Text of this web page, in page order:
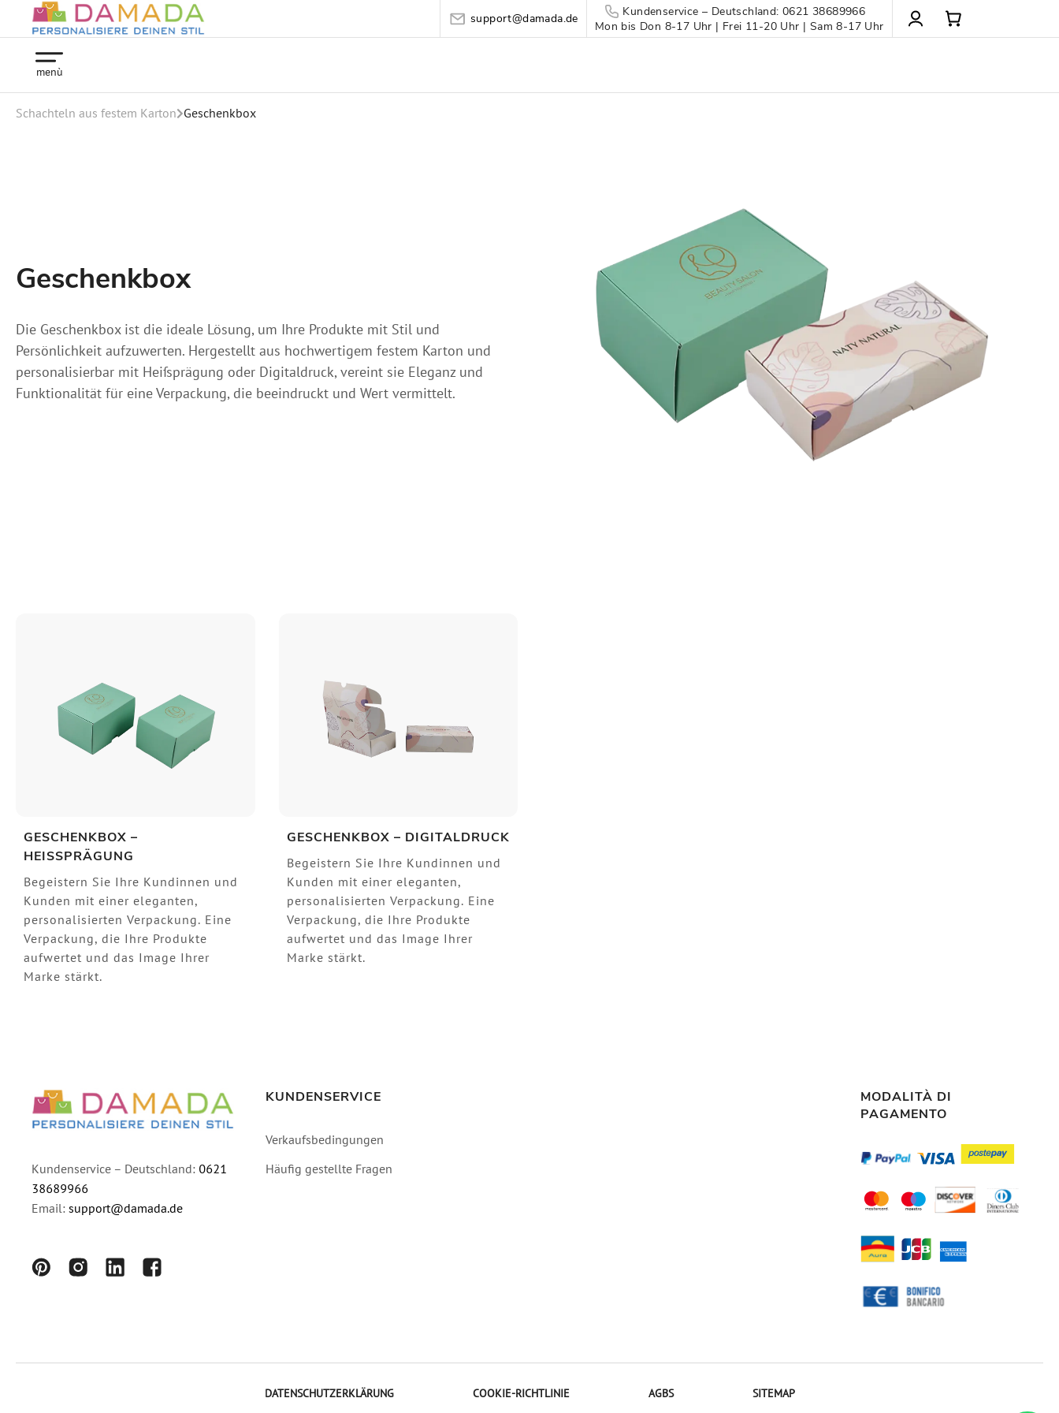
support@damada.de
Kundenservice – Deutschland: 0621 38689966
Mon bis Don 8-17 Uhr | Frei 11-20 Uhr | Sam 8-17 Uhr
menù
Schachteln aus festem Karton Geschenkbox
Geschenkbox
Die Geschenkbox ist die ideale Lösung, um Ihre Produkte mit Stil und
Persönlichkeit aufzuwerten. Hergestellt aus hochwertigem festem Karton und
personalisierbar mit Heißprägung oder Digitaldruck, vereint sie Eleganz und
Funktionalität für eine Verpackung, die beeindruckt und Wert vermittelt.
GESCHENKBOX –
HEISSPRÄGUNG
Begeistern Sie Ihre Kundinnen und
Kunden mit einer eleganten,
personalisierten Verpackung. Eine
Verpackung, die Ihre Produkte
aufwertet und das Image Ihrer
Marke stärkt.
GESCHENKBOX – DIGITALDRUCK
Begeistern Sie Ihre Kundinnen und
Kunden mit einer eleganten,
personalisierten Verpackung. Eine
Verpackung, die Ihre Produkte
aufwertet und das Image Ihrer
Marke stärkt.
Kundenservice – Deutschland: 0621
38689966
Email: support@damada.de
KUNDENSERVICE
Verkaufsbedingungen
Häufig gestellte Fragen
MODALITÀ DI
PAGAMENTO
DATENSCHUTZERKLÄRUNG COOKIE-RICHTLINIE AGBS SITEMAP